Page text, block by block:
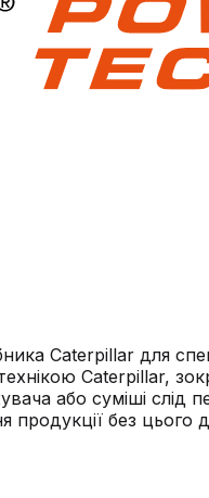
Caterpillar для
Caterpillar,
або суміші слід
продукції без